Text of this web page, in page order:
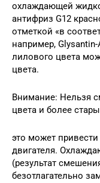
охлаждающей
антифриз G12
отметкой «в
например,
лилового цвета
цвета.
Внимание: Нельзя
цвета и более
это может
двигателя.
(результат
безотлагательно